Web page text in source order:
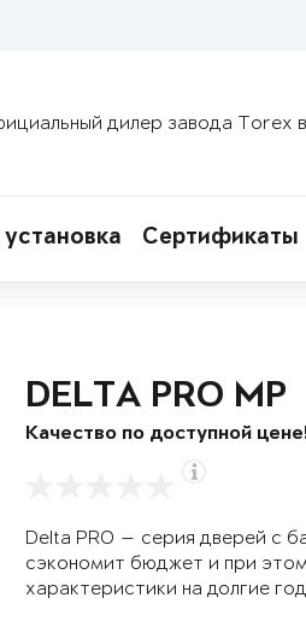
дилер завода Torex
Сертификаты
DELTA PRO MP
Качество по доступной
Delta PRO — серия дверей с
сэкономит бюджет и при
характеристики на долгие